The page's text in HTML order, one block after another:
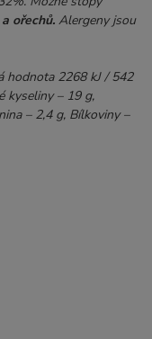
ořechů. Alergeny jsou
hodnota 2268 kJ / 542
kyseliny – 19 g,
– 2,4 g, Bílkoviny –